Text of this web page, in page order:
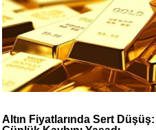
Altın Fiyatlarında Sert